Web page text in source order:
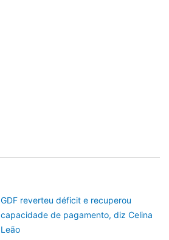
GDF reverteu déficit e recuperou
capacidade de pagamento, diz Celina
Leão